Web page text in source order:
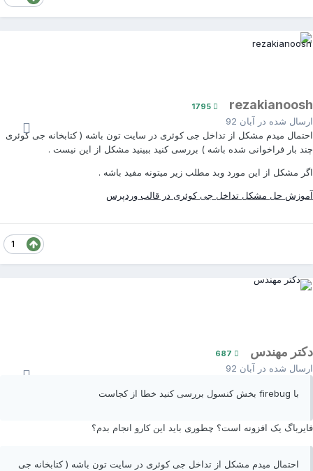
1795
شده در آبان 92
میدم مشکل از تداخل جی کوئری در سایت تون باشه ( کتابخانه جی کوئری
بار فراخوانی شده باشه ) بررسی کنید ببینید مشکل از این نیست .
مشکل از این مورد وبد مطلب زیر میتونه مفید باشه .
حل مشکل تداخل جی کوئری در قالب وردپرس
مهندس 687
شده در آبان 92
با firebug بخش کنسول بررسی کنید خطا از کجاست
یک افزونه است؟ چطوری باید این کارو انجام بدم؟
احتمال میدم مشکل از تداخل جی کوئری در سایت تون باشه ( کتابخانه جی